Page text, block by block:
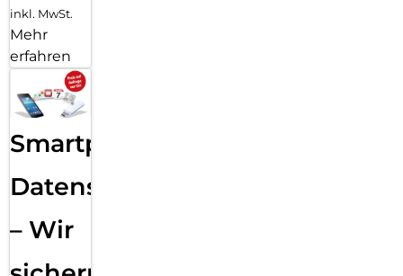
inkl. MwSt.
Mehr
erfahren
Smartphone
Datensicherung
– Wir